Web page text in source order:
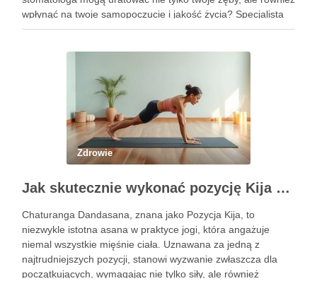
wpłynąć na twoje samopoczucie i jakość życia? Specjalista
ten zajmuje się diagnostyką i profilaktyką chorób jamy ustnej,
Zdrowie
Jak skutecznie wykonać pozycję Kija w jodze? Przewodnik krok po kroku
Chaturanga Dandasana, znana jako Pozycja Kija, to
niezwykle istotna asana w praktyce jogi, która angażuje
niemal wszystkie mięśnie ciała. Uznawana za jedną z
najtrudniejszych pozycji, stanowi wyzwanie zwłaszcza dla
początkujących, wymagając nie tylko siły, ale również